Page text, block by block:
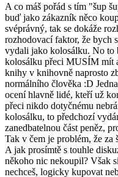
A co máš pořád s tím "šup
buď jako zákazník něco
svéprávný, tak se dokáže
rozhodovací faktor, že bych
vydali jako kolosálku. No to
kolosálku přeci MUSÍM mít
knihy v knihovně naprosto
normálního člověka :D
ocení hlavně lidé, kteří už
přeci nikdo dotyčnému
kolosálku, to předchozí
zanedbatelnou část peněz,
Tak v čem je problém, že za
A jak prosímtě s touhle
někoho nic nekoupil? Však
nechceš, logicky kupovat